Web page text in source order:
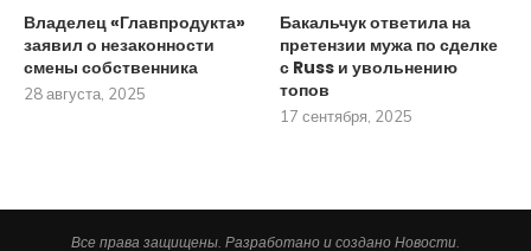
Владелец «Главпродукта»
заявил о незаконности
смены собственника
28 августа, 2025
Бакальчук ответила на
претензии мужа по сделке
с Russ и увольнению
топов
17 сентября, 2025
Все права защищены. Разработано и создано Новости.